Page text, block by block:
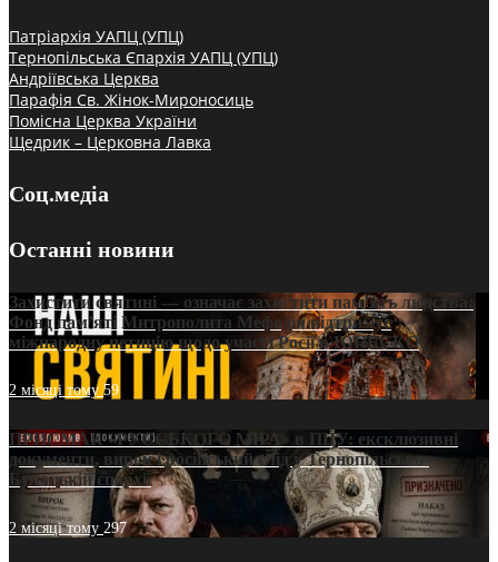
Патріархія УАПЦ (УПЦ)
Тернопільська Єпархія УАПЦ (УПЦ)
Андріївська Церква
Парафія Св. Жінок-Мироносиць
Помісна Церква України
Щедрик – Церковна Лавка
Соц.медіа
Останні новини
Захистити святині — означає захистити пам’ять людства:
Фонд пам’яті Митрополита Мефодія підтримує
міжнародну петицію щодо участі Росії в ЮНЕСКО
2 місяці тому59
ПРИСМАК «РУССЬКОГО МІРА» в ПЦУ: ексклюзивні
документи, вирок і російський слід у Тернопільсько-
Бучацькій єпархії
2 місяці тому 297